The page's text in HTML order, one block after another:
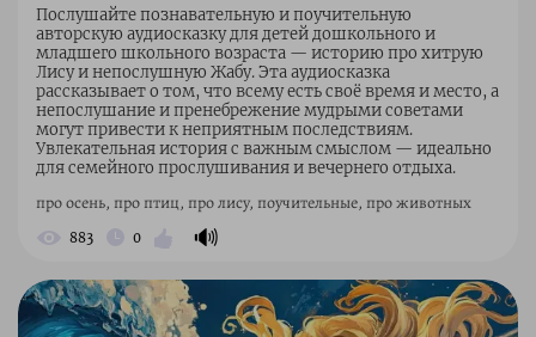
Послушайте познавательную и поучительную
авторскую аудиосказку для детей дошкольного и
младшего школьного возраста — историю про хитрую
Лису и непослушную Жабу. Эта аудиосказка
рассказывает о том, что всему есть своё время и место, а
непослушание и пренебрежение мудрыми советами
могут привести к неприятным последствиям.
Увлекательная история с важным смыслом — идеально
для семейного прослушивания и вечернего отдыха.
про осень, про птиц, про лису, поучительные, про животных
883 0 🔊